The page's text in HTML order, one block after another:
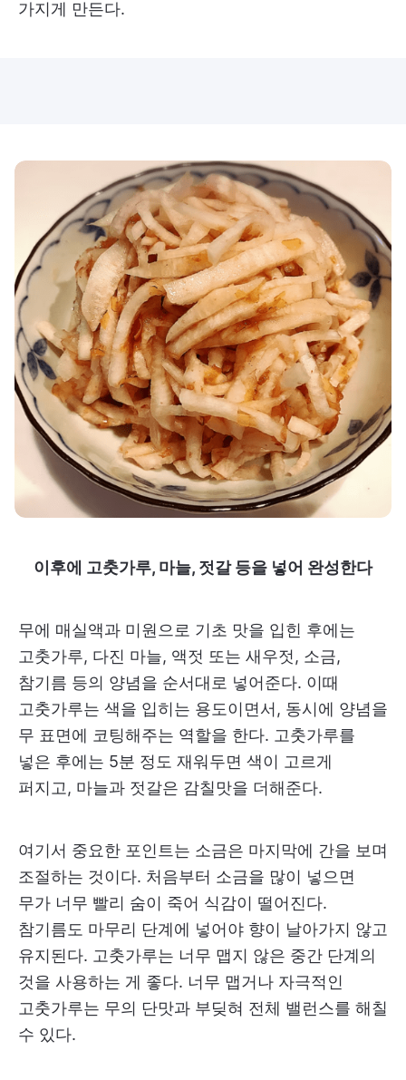
가지게 만든다.
이후에 고춧가루, 마늘, 젓갈 등을 넣어 완성한다
무에 매실액과 미원으로 기초 맛을 입힌 후에는
고춧가루, 다진 마늘, 액젓 또는 새우젓, 소금,
참기름 등의 양념을 순서대로 넣어준다. 이때
고춧가루는 색을 입히는 용도이면서, 동시에 양념을
무 표면에 코팅해주는 역할을 한다. 고춧가루를
넣은 후에는 5분 정도 재워두면 색이 고르게
퍼지고, 마늘과 젓갈은 감칠맛을 더해준다.
여기서 중요한 포인트는 소금은 마지막에 간을 보며
조절하는 것이다. 처음부터 소금을 많이 넣으면
무가 너무 빨리 숨이 죽어 식감이 떨어진다.
참기름도 마무리 단계에 넣어야 향이 날아가지 않고
유지된다. 고춧가루는 너무 맵지 않은 중간 단계의
것을 사용하는 게 좋다. 너무 맵거나 자극적인
고춧가루는 무의 단맛과 부딪혀 전체 밸런스를 해칠
수 있다.